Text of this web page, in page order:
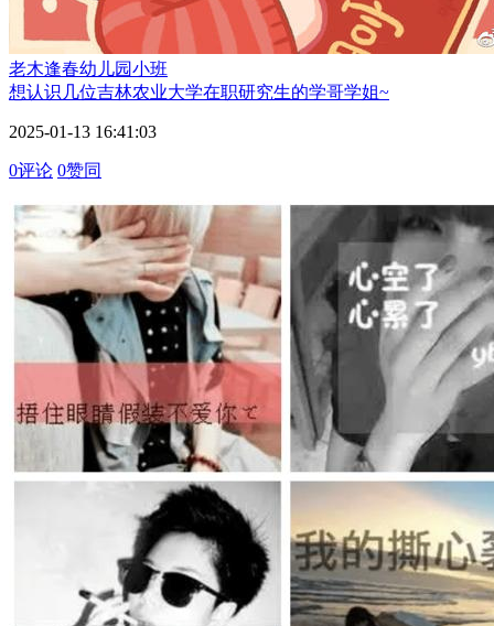
老木逢春幼儿园小班
想认识几位吉林农业大学在职研究生的学哥学姐~
2025-01-13 16:41:03
0评论 0赞同